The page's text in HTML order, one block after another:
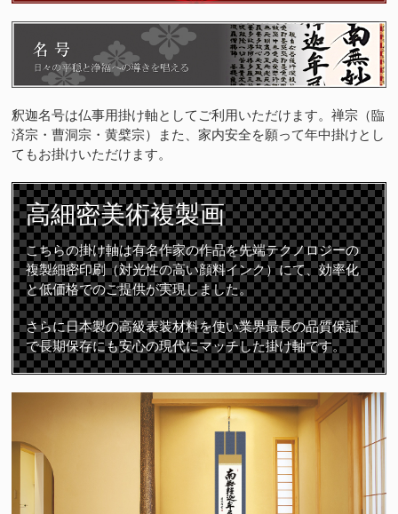
釈迦名号は仏事用掛け軸としてご利用いただけます。禅宗（臨
済宗・曹洞宗・黄檗宗）また、家内安全を願って年中掛けとし
てもお掛けいただけます。
高細密美術複製画
こちらの掛け軸は有名作家の作品を先端テクノロジーの
複製細密印刷（対光性の高い顔料インク）にて、効率化
と低価格でのご提供が実現しました。
さらに日本製の高級表装材料を使い業界最長の品質保証
で長期保存にも安心の現代にマッチした掛け軸です。